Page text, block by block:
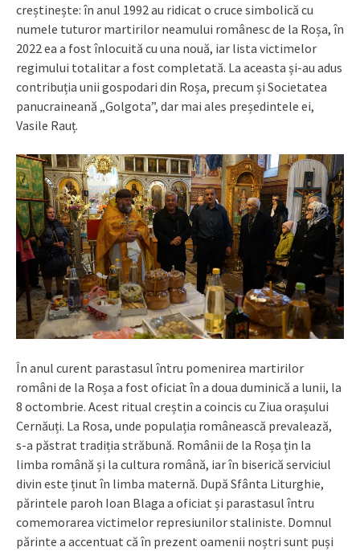
creștinește: în anul 1992 au ridicat o cruce simbolică cu
numele tuturor martirilor neamului românesc de la Roșa, în
2022 ea a fost înlocuită cu una nouă, iar lista victimelor
regimului totalitar a fost completată. La aceasta și-au adus
contribuția unii gospodari din Roșa, precum și Societatea
panucraineană „Golgota”, dar mai ales președintele ei,
Vasile Rauț.
În anul curent parastasul întru pomenirea martirilor
români de la Roșa a fost oficiat în a doua duminică a lunii, la
8 octombrie. Acest ritual creștin a coincis cu Ziua orașului
Cernăuți. La Rosa, unde populația românească prevalează,
s-a păstrat tradiția străbună. Românii de la Roșa țin la
limba română și la cultura română, iar în biserică serviciul
divin este ținut în limba maternă. După Sfânta Liturghie,
părintele paroh Ioan Blaga a oficiat și parastasul întru
comemorarea victimelor represiunilor staliniste. Domnul
părinte a accentuat că în prezent oamenii noștri sunt puși